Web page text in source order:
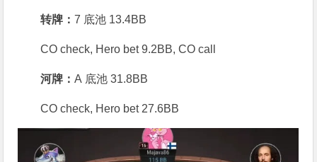
转牌：7 底池 13.4BB
CO check, Hero bet 9.2BB, CO call
河牌：A 底池 31.8BB
CO check, Hero bet 27.6BB